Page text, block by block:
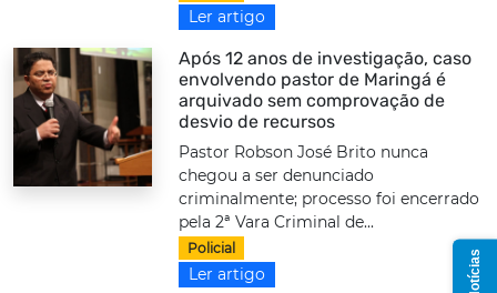
Ler artigo
Após 12 anos de investigação, caso
envolvendo pastor de Maringá é
arquivado sem comprovação de
desvio de recursos
Pastor Robson José Brito nunca
chegou a ser denunciado
criminalmente; processo foi encerrado
pela 2ª Vara Criminal de...
Policial
Ler artigo